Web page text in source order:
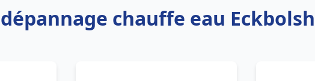
chauffe eau